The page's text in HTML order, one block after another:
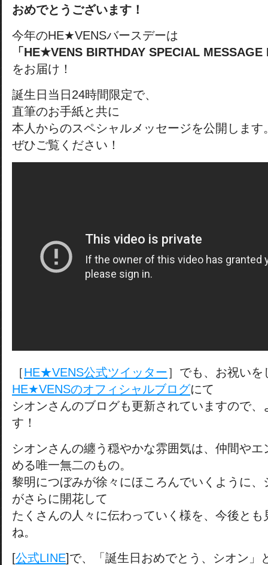
おめでとうございます！
今年のHE★VENSバースデーは
「HE★VENS BIRTHDAY SPECIAL
をお届け！
誕生日当日24時間限定で、
直筆のお手紙と共に
本人からのスペシャルメッセージを公開します
ぜひご覧ください！
［HE★VENS公式ツイッター］でも、お祝いを
HE★VENSのオフィシャルブログにて
シオンさんのブログも更新されていますので
す！
シオンさんの纏う穏やかな雰囲気は、仲間や
める唯一無二のもの。
黎明につぼみが徐々にほころんでいくように
がさらに開花して
たくさんの人々に伝わっていく様を、今後と
ね。
[公式LINE]で、「誕生日おめでとう、シオン」